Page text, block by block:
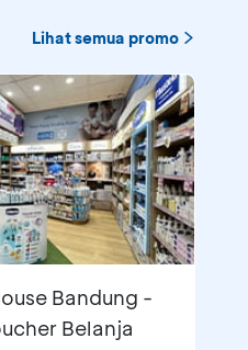
Lihat semua promo
Bandung -
Belanja